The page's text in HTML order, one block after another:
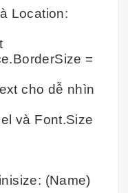
Location:
=
cho dễ nhìn
và Font.Size
(Name)